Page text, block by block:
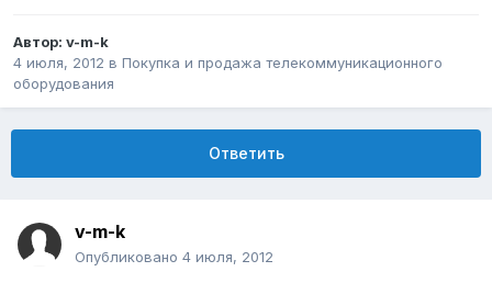
Автор: v-m-k
4 июля, 2012 в Покупка и продажа телекоммуникационного
оборудования
Ответить
v-m-k
Опубликовано 4 июля, 2012